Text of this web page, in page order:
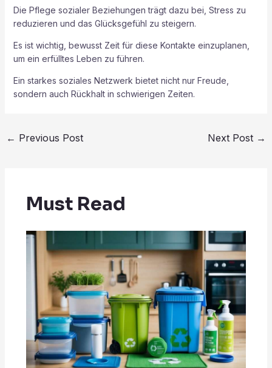
Die Pflege sozialer Beziehungen trägt dazu bei, Stress zu
reduzieren und das Glücksgefühl zu steigern.
Es ist wichtig, bewusst Zeit für diese Kontakte einzuplanen,
um ein erfülltes Leben zu führen.
Ein starkes soziales Netzwerk bietet nicht nur Freude,
sondern auch Rückhalt in schwierigen Zeiten.
← Previous Post Next Post →
Must Read